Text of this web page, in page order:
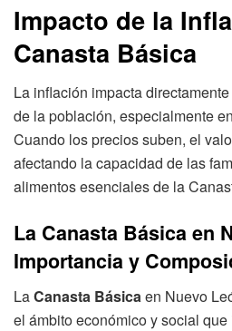
Impacto de la
Canasta Básica
La inflación impacta
de la población, especialmente
Cuando los precios suben, el
afectando la capacidad de las
alimentos esenciales de la
La Canasta Básica en
Importancia y
LaCanasta Básicaen Nuevo
el ámbito económico y social